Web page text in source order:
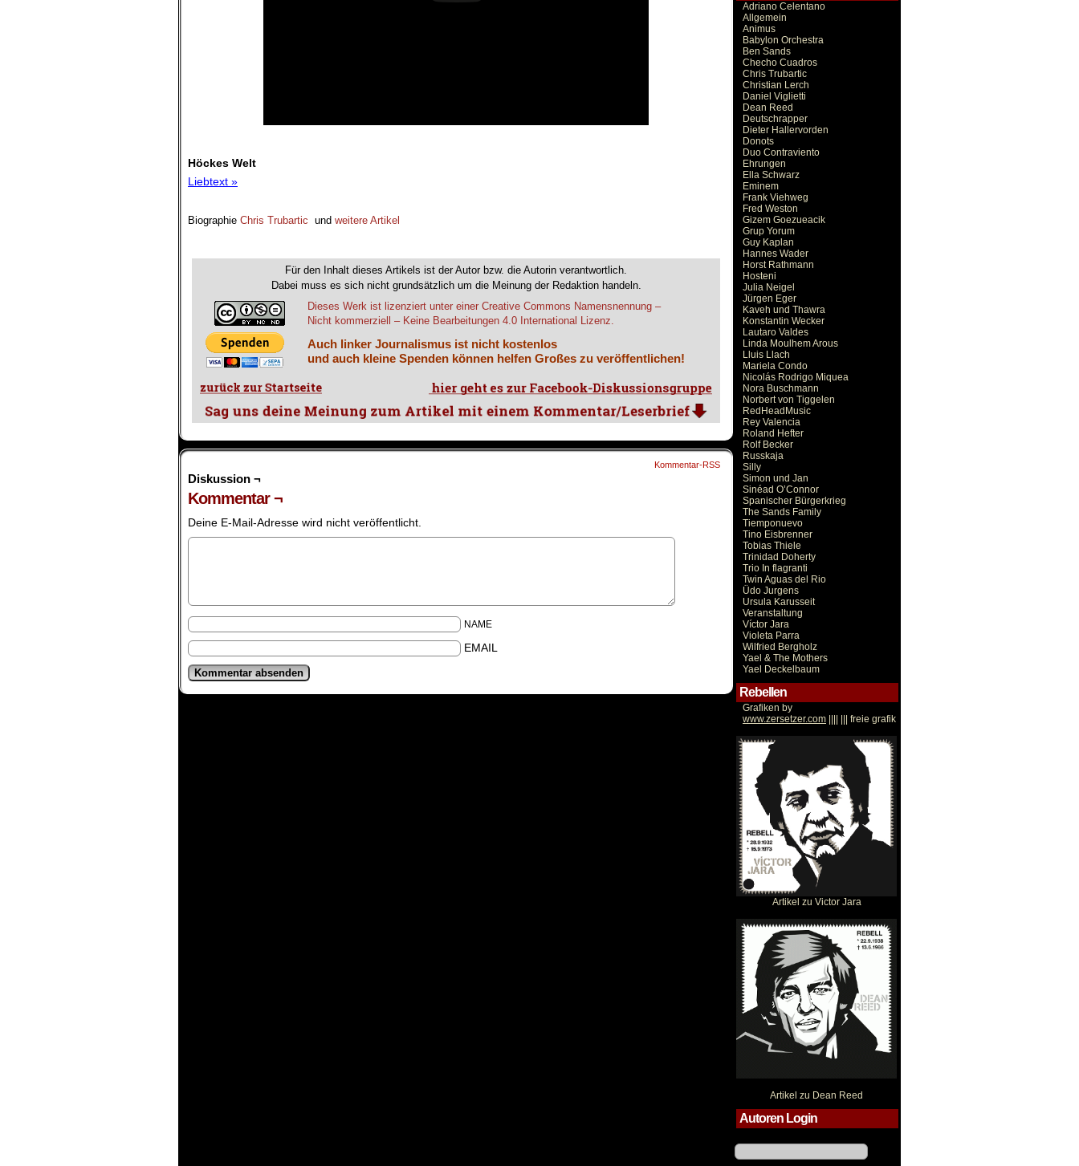
Höckes Welt
Liebtext »
Biographie Chris Trubartic und weitere Artikel
Für den Inhalt dieses Artikels ist der Autor bzw. die Autorin verantwortlich.
Dabei muss es sich nicht grundsätzlich um die Meinung der Redaktion handeln.
Dieses Werk ist lizenziert unter einer Creative Commons Namensnennung –
Nicht kommerziell – Keine Bearbeitungen 4.0 International Lizenz.
Auch linker Journalismus ist nicht kostenlos
und auch kleine Spenden können helfen Großes zu veröffentlichen!
Kommentar-RSS
Diskussion ¬
Kommentar ¬
Deine E-Mail-Adresse wird nicht veröffentlicht.
NAME
EMAIL
Adriano Celentano
Allgemein
Animus
Babylon Orchestra
Ben Sands
Checho Cuadros
Chris Trubartic
Christian Lerch
Daniel Viglietti
Dean Reed
Deutschrapper
Dieter Hallervorden
Donots
Duo Contraviento
Ehrungen
Ella Schwarz
Eminem
Frank Viehweg
Fred Weston
Gizem Goezueacik
Grup Yorum
Guy Kaplan
Hannes Wader
Horst Rathmann
Hosteni
Julia Neigel
Jürgen Eger
Kaveh und Thawra
Konstantin Wecker
Lautaro Valdes
Linda Moulhem Arous
Lluis Llach
Mariela Condo
Nicolás Rodrigo Miquea
Nora Buschmann
Norbert von Tiggelen
RedHeadMusic
Rey Valencia
Roland Hefter
Rolf Becker
Russkaja
Silly
Simon und Jan
Sinéad O’Connor
Spanischer Bürgerkrieg
The Sands Family
Tiemponuevo
Tino Eisbrenner
Tobias Thiele
Trinidad Doherty
Trio In flagranti
Twin Aguas del Rio
Üdo Jurgens
Ursula Karusseit
Veranstaltung
Víctor Jara
Violeta Parra
Wilfried Bergholz
Yael & The Mothers
Yael Deckelbaum
Rebellen
Grafiken by
www.zersetzer.com |||| ||| freie grafik
Artikel zu Victor Jara
Artikel zu Dean Reed
Autoren Login